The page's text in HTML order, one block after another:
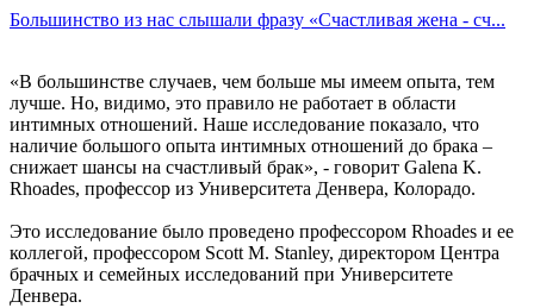
Большинство из нас слышали фразу «Счастливая жена - сч...
«В большинстве случаев, чем больше мы имеем опыта, тем
лучше. Но, видимо, это правило не работает в области
интимных отношений. Наше исследование показало, что
наличие большого опыта интимных отношений до брака –
снижает шансы на счастливый брак», - говорит Galena K.
Rhoades, профессор из Университета Денвера, Колорадо.
Это исследование было проведено профессором Rhoades и ее
коллегой, профессором Scott M. Stanley, директором Центра
брачных и семейных исследований при Университете
Денвера.